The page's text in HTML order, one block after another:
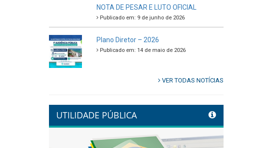
NOTA DE PESAR E LUTO OFICIAL
Publicado em: 9 de junho de 2026
Plano Diretor – 2026
Publicado em: 14 de maio de 2026
VER TODAS NOTÍCIAS
UTILIDADE PÚBLICA